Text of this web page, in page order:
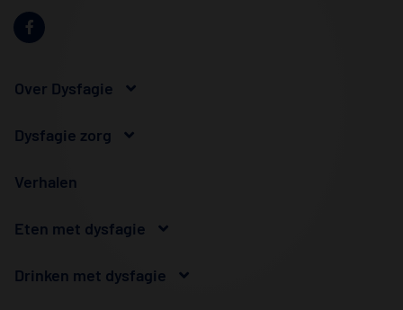
Over Dysfagie
Dysfagie zorg
Verhalen
Eten met dysfagie
Drinken met dysfagie